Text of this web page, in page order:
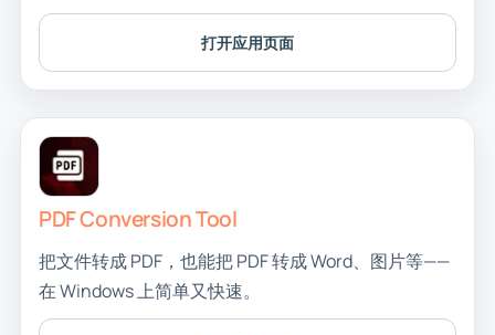
打开应用页面
PDF Conversion Tool
把文件转成 PDF，也能把 PDF 转成 Word、图片等——
在 Windows 上简单又快速。